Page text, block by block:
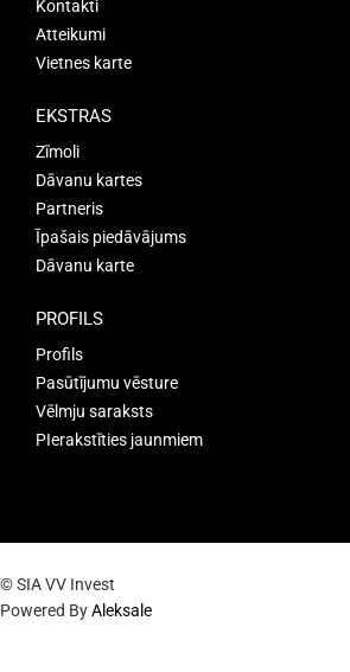
Kontakti
Atteikumi
Vietnes karte
EKSTRAS
Zīmoli
Dāvanu kartes
Partneris
Īpašais piedāvājums
Dāvanu karte
PROFILS
Profils
Pasūtījumu vēsture
Vēlmju saraksts
PIerakstīties jaunmiem
© SIA VV Invest
Powered ByAleksale